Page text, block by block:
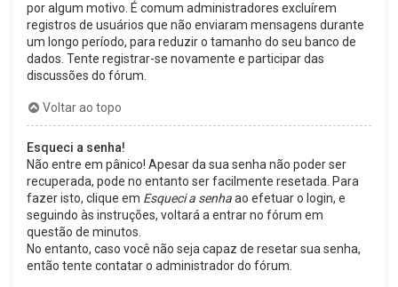
por algum motivo. É comum administradores excluírem
registros de usuários que não enviaram mensagens durante
um longo período, para reduzir o tamanho do seu banco de
dados. Tente registrar-se novamente e participar das
discussões do fórum.
Voltar ao topo
Esqueci a senha!
Não entre em pânico! Apesar da sua senha não poder ser
recuperada, pode no entanto ser facilmente resetada. Para
fazer isto, clique em Esqueci a senhaao efetuar o login, e
seguindo às instruções, voltará a entrar no fórum em
questão de minutos.
No entanto, caso você não seja capaz de resetar sua senha,
então tente contatar o administrador do fórum.